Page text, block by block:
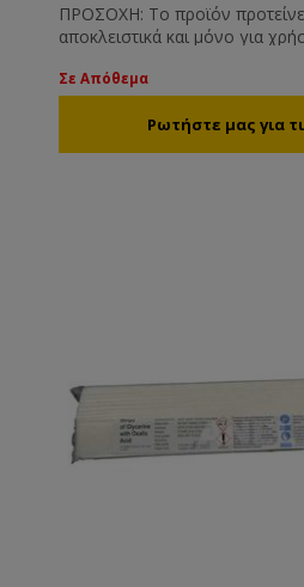
ΠΡΟΣΟΧΗ: Το προϊόν
αποκλειστικά και μόνο για
αρμόδιες υπηρεσίες. Το προϊόν
αναγραφόμενων στην ετικέτα
Σε Απόθεμα